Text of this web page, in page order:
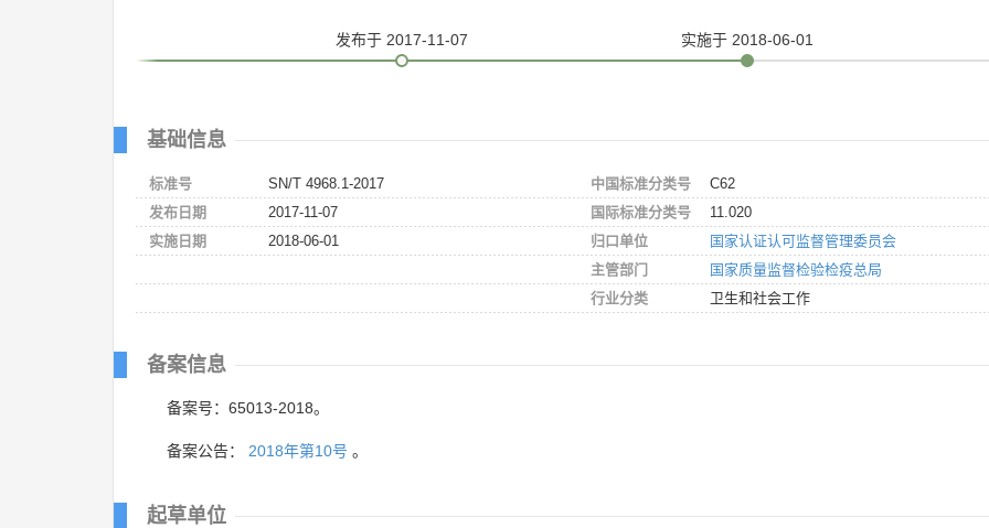
发布于 2017-11-07 实施于 2018-06-01
基础信息
标准号
SN/T 4968.1-2017
发布日期
2017-11-07
实施日期
2018-06-01
中国标准分类号
C62
国际标准分类号
11.020
归口单位
国家认证认可监督管理委员会
主管部门
国家质量监督检验检疫总局
行业分类
卫生和社会工作
备案信息
备案号：65013-2018。
备案公告： 2018年第10号 。
起草单位